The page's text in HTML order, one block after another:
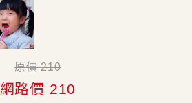
原價 210
網路價 210